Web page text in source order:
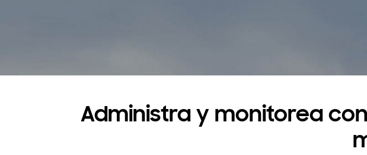
Administra y monitorea